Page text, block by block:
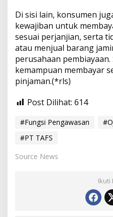
Di sisi lain, konsumen
kewajiban untuk
sesuai perjanjian, serta
atau menjual barang
perusahaan
kemampuan membayar
pinjaman.(*rls)
Post Dilihat: 614
#Fungsi Pengawasan
#PT TAFS
Source News
Ikuti